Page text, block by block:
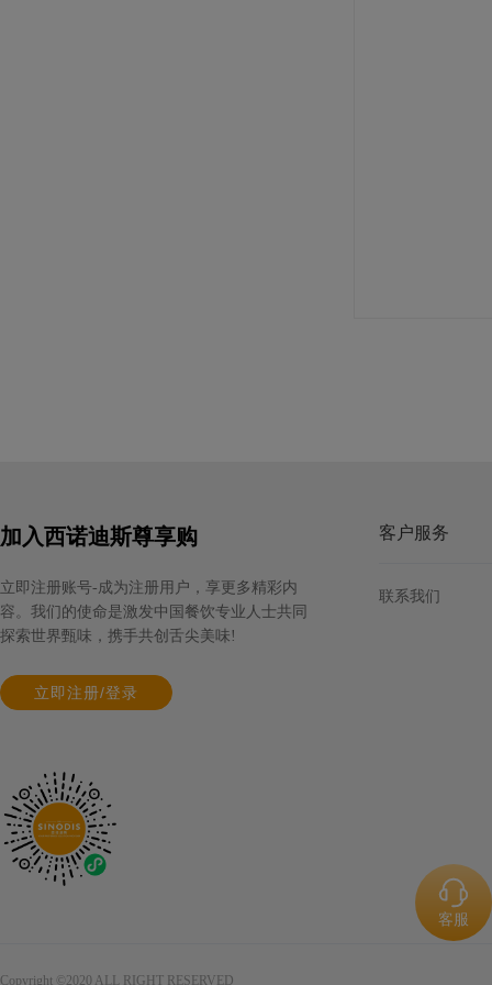
加入西诺迪斯尊享购
立即注册账号-成为注册用户，享更多精彩内
容。我们的使命是激发中国餐饮专业人士共同
探索世界甄味，携手共创舌尖美味!
立即注册/登录
客户服务
联系我们
Copyright ©2020 ALL RIGHT RESERVED
客服